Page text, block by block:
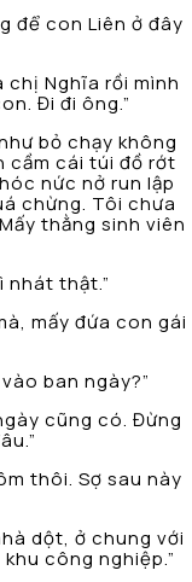
để con Liên ở đây
chị Nghĩa rồi mình
Đi đi ông.”
bỏ chạy không
cầm cái túi đồ rớt
nức nở run lập
chừng. Tôi chưa
thằng sinh viên
nhát thật.”
mấy đứa con gái
ban ngày?”
cũng có. Đừng
thôi. Sợ sau này
dột, ở chung với
công nghiệp.”